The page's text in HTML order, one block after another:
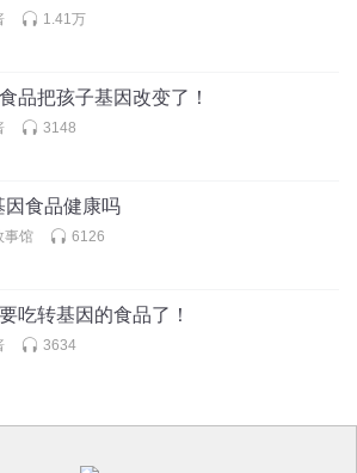
1.41万
品把孩子基因改变了！
3148
因食品健康吗
事馆 6126
吃转基因的食品了！
3634